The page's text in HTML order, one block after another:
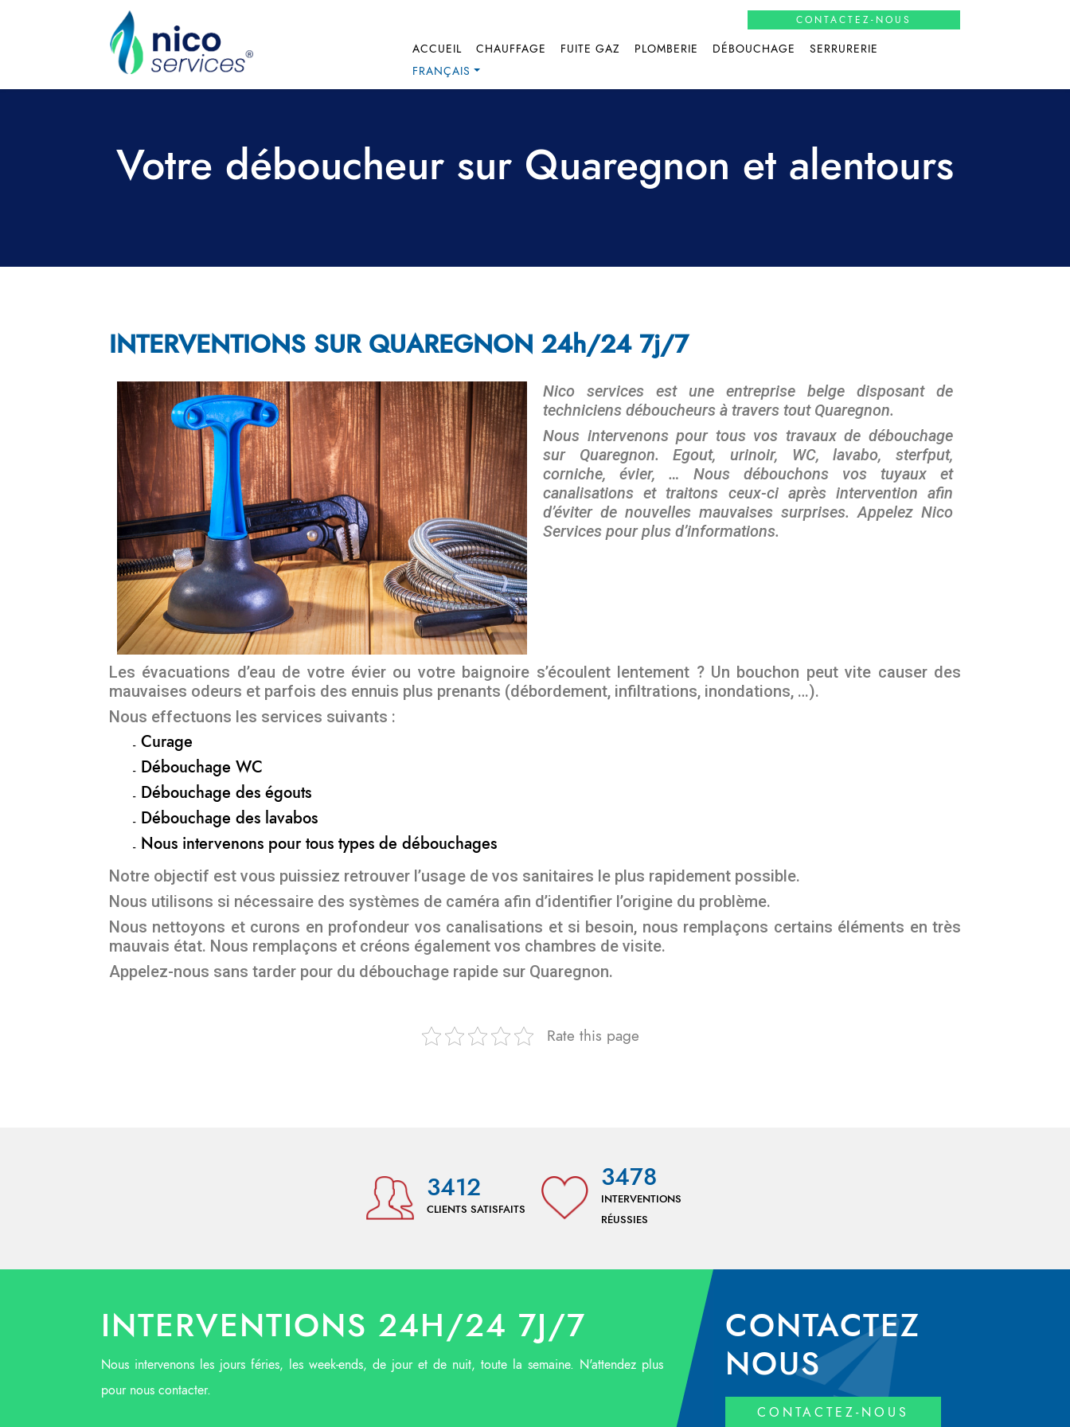
CONTACTEZ-NOUS
ACCUEIL CHAUFFAGE FUITE GAZ PLOMBERIE DÉBOUCHAGE
SERRURERIE
FRANÇAIS
Votre déboucheur sur Quaregnon et alentours
INTERVENTIONS SUR QUAREGNON 24h/24 7j/7
Nico services est une entreprise belge disposant de
techniciens déboucheurs à travers tout Quaregnon.
Nous intervenons pour tous vos travaux de débouchage
sur Quaregnon. Egout, urinoir, WC, lavabo, sterfput,
corniche, évier, … Nous débouchons vos tuyaux et
canalisations et traitons ceux-ci après intervention afin
d’éviter de nouvelles mauvaises surprises. Appelez Nico
Services pour plus d’informations.
Les évacuations d’eau de votre évier ou votre baignoire s’écoulent lentement ? Un bouchon peut vite causer des
mauvaises odeurs et parfois des ennuis plus prenants (débordement, infiltrations, inondations, …).
Nous effectuons les services suivants :
Curage
Débouchage WC
Débouchage des égouts
Débouchage des lavabos
Nous intervenons pour tous types de débouchages
Notre objectif est vous puissiez retrouver l’usage de vos sanitaires le plus rapidement possible.
Nous utilisons si nécessaire des systèmes de caméra afin d’identifier l’origine du problème.
Nous nettoyons et curons en profondeur vos canalisations et si besoin, nous remplaçons certains éléments en très
mauvais état. Nous remplaçons et créons également vos chambres de visite.
Appelez-nous sans tarder pour du débouchage rapide sur Quaregnon.
Rate this page
3412
CLIENTS SATISFAITS
3478
INTERVENTIONS
RÉUSSIES
INTERVENTIONS 24H/24 7J/7
Nous intervenons les jours féries, les week-ends, de jour et de nuit, toute la semaine. N'attendez plus
pour nous contacter.
CONTACTEZ
NOUS
CONTACTEZ-NOUS